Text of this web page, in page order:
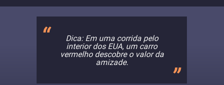
Dica: Em uma corrida pelo
interior dos EUA, um carro
vermelho descobre o valor da
amizade.